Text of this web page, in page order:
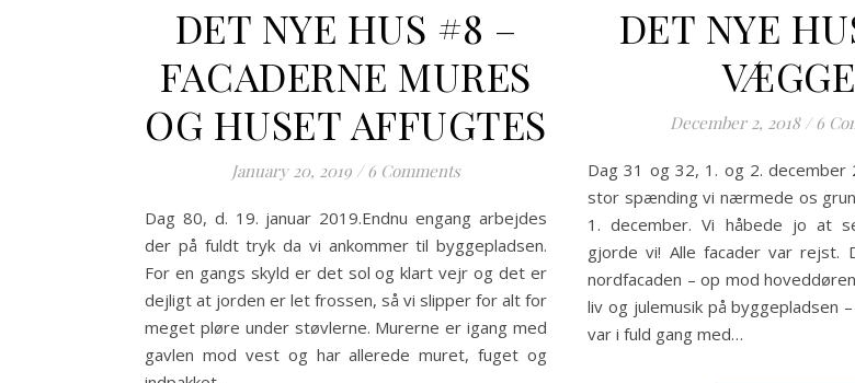
DET NYE HUS #8 –
FACADERNE MURES
OG HUSET AFFUGTES
January 20, 2019 / 6 Comments
Dag 80, d. 19. januar 2019.Endnu engang arbejdes
der på fuldt tryk da vi ankommer til byggepladsen.
For en gangs skyld er det sol og klart vejr og det er
dejligt at jorden er let frossen, så vi slipper for alt for
meget pløre under støvlerne. Murerne er igang med
gavlen mod vest og har allerede muret, fuget og
DET NYE
VÆGGE
December 2, 2018 / 6
Dag 31 og 32, 1. og 2. december
stor spænding vi nærmede os
1. december. Vi håbede jo at
gjorde vi! Alle facader var rejst.
nordfacaden – op mod
liv og julemusik på byggepladsen
var i fuld gang med…